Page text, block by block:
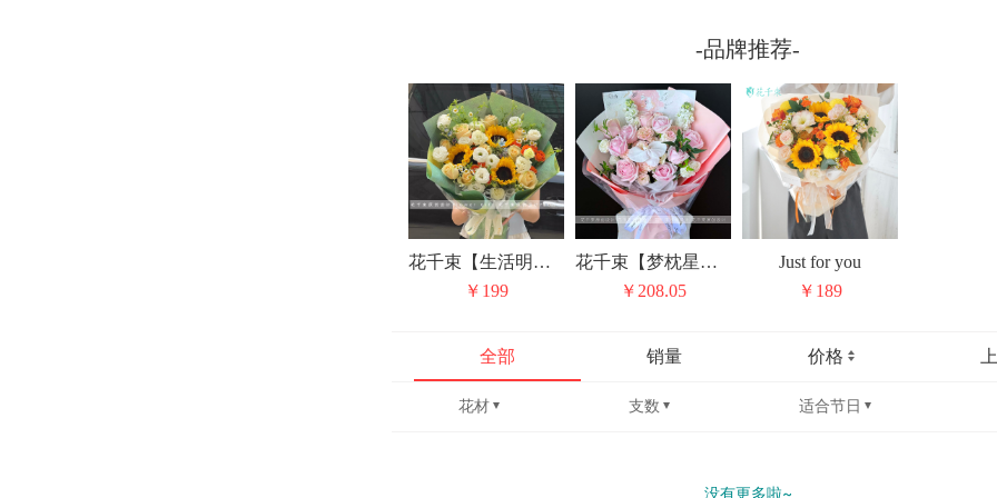
-品牌推荐-
花千束【生活明朗】
￥199
花千束【梦枕星河】
￥208.05
Just for you
￥189
全部 销量 价格
花材 支数 适合节日
没有更多啦~